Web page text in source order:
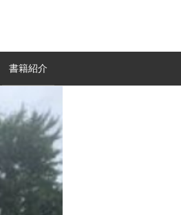
書籍紹介